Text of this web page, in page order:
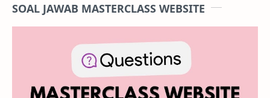
SOAL JAWAB MASTERCLASS WEBSITE